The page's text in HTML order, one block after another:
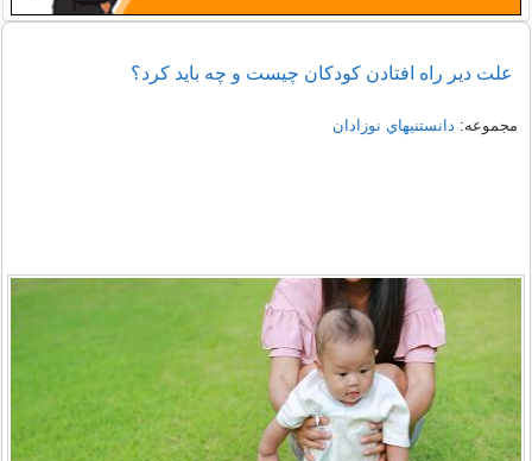
علت دیر راه افتادن کودکان چیست و چه باید کرد؟
مجموعه: دانستنيهاي نوزادان